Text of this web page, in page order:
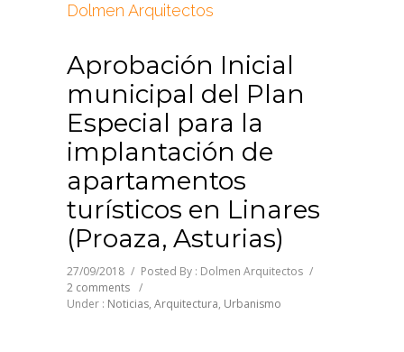
Aprobación Inicial
municipal del Plan
Especial para la
implantación de
apartamentos
turísticos en Linares
(Proaza, Asturias)
27/09/2018 / Posted By : Dolmen Arquitectos /
2 comments /
Under : Noticias, Arquitectura, Urbanismo